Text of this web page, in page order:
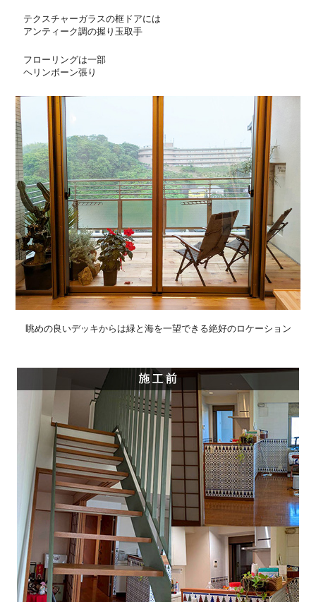
テクスチャーガラスの框ドアには
アンティーク調の握り玉取手
フローリングは一部
ヘリンボーン張り
眺めの良いデッキからは緑と海を一望できる絶好のロケーション